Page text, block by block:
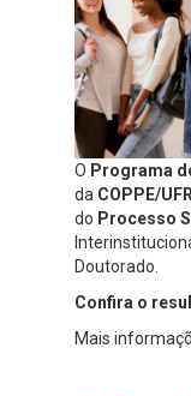
O Programa
da COPPE/
do Processo
Doutorado.
Confira o
Mais